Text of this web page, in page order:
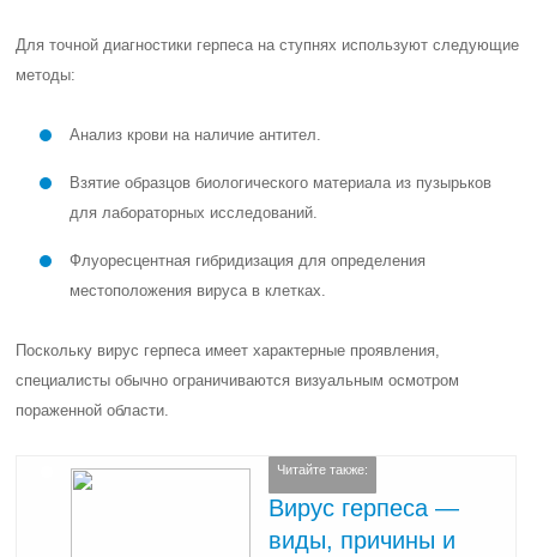
Для точной диагностики герпеса на ступнях используют следующие
методы:
Анализ крови на наличие антител.
Взятие образцов биологического материала из пузырьков
для лабораторных исследований.
Флуоресцентная гибридизация для определения
местоположения вируса в клетках.
Поскольку вирус герпеса имеет характерные проявления,
специалисты обычно ограничиваются визуальным осмотром
пораженной области.
Читайте также:
Вирус герпеса —
виды, причины и